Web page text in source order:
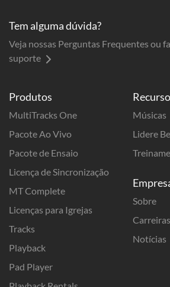
Produtos
MultiTracks One
Pacote Ao Vivo
Pacote de Ensaio
Licença de Sincronização
MT Complete
Licenças para Igrejas
Tracks
Playback
Pad Player
Músicas
Lidere
Sobre
Carreiras
Notícias
Tem alguma dúvida?
Veja nossas Perguntas Frequentes ou
suporte